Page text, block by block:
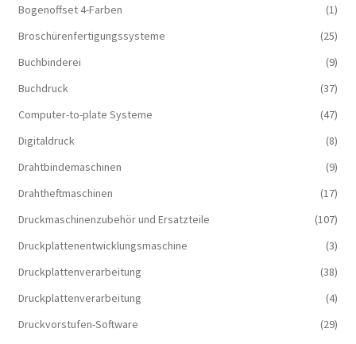
Bogenoffset 4-Farben
(1)
Broschürenfertigungssysteme
(25)
Buchbinderei
(9)
Buchdruck
(37)
Computer-to-plate Systeme
(47)
Digitaldruck
(8)
Drahtbindemaschinen
(9)
Drahtheftmaschinen
(17)
Druckmaschinenzubehör und Ersatzteile
(107)
Druckplattenentwicklungsmaschine
(3)
Druckplattenverarbeitung
(38)
Druckplattenverarbeitung
(4)
Druckvorstufen-Software
(29)